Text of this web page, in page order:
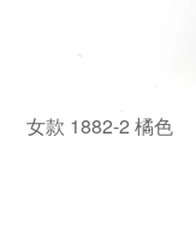
女款 1882-2 橘色